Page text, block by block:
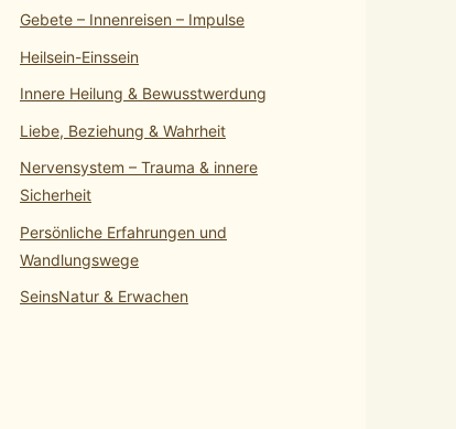
Gebete – Innenreisen – Impulse
Heilsein-Einssein
Innere Heilung & Bewusstwerdung
Liebe, Beziehung & Wahrheit
Nervensystem – Trauma & innere
Sicherheit
Persönliche Erfahrungen und
Wandlungswege
SeinsNatur & Erwachen